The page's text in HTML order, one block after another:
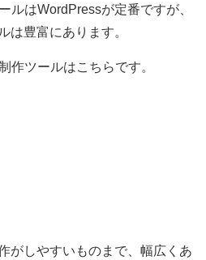
ルはWordPressが定番ですが、
は豊富にあります。
作ツールはこちらです。
がしやすいものまで、幅広くあ